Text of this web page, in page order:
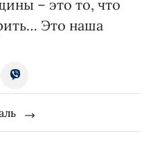
– это то, что
Это наша